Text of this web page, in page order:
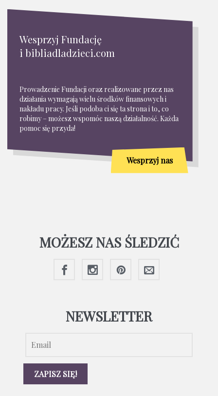
Wesprzyj Fundację
i bibliadladzieci.com
Prowadzenie Fundacji oraz realizowane przez nas
działania wymagają wielu środków finansowych i
nakładu pracy. Jeśli podoba ci się ta strona i to, co
robimy – możesz wspomóc naszą działalność. Każda
pomoc się przyda!
Wesprzyj nas
MOŻESZ NAS ŚLEDZIĆ
NEWSLETTER